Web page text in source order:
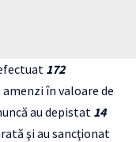
172
în valoare de
au depistat 14
şi au sancţionat